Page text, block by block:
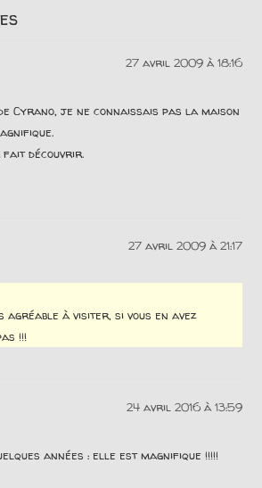
27 avril 2009 à 18:16
Cyrano, je ne connaissais pas la maison
fait découvrir.
27 avril 2009 à 21:17
agréable à visiter, si vous en avez
!!!
24 avril 2016 à 13:59
années : elle est magnifique !!!!!